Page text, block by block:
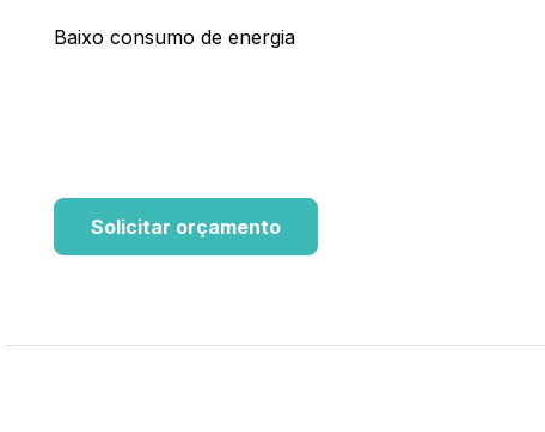
Baixo consumo de energia
Solicitar orçamento